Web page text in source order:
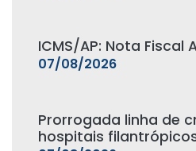
ICMS/AP: Nota Fiscal
07/08/2026
Prorrogada linha de
hospitais